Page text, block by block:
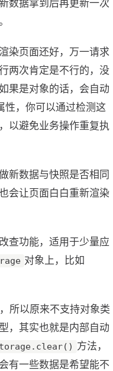
数据拿到后再更新一次
染页面还好，万一请求
两次肯定是不行的，没
果是对象的话，会自动
性，你可以通过检测这
以避免业务操作重复执
新数据与快照是否相同
会让页面白白重新渲染
查功能，适用于少量应
对象上，比如
所以原来不支持对象类
，其实也就是内部自动
方法，
有一些数据是希望能不